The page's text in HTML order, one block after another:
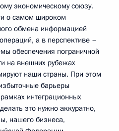
экономическому союзу.
о самом широком
обмена информацией
а в перспективе –
обеспечения пограничной
на внешних рубежах
наши страны. При этом
барьеры
интеграционных
это нужно аккуратно,
нашего бизнеса,